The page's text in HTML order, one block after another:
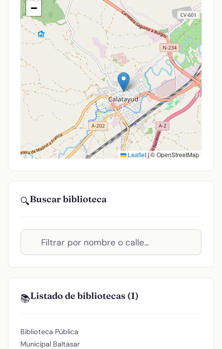
−
Leaflet|© OpenStreetMap
🔍Buscar biblioteca
📚Listado de bibliotecas (1)
Biblioteca Pública
Municipal Baltasar